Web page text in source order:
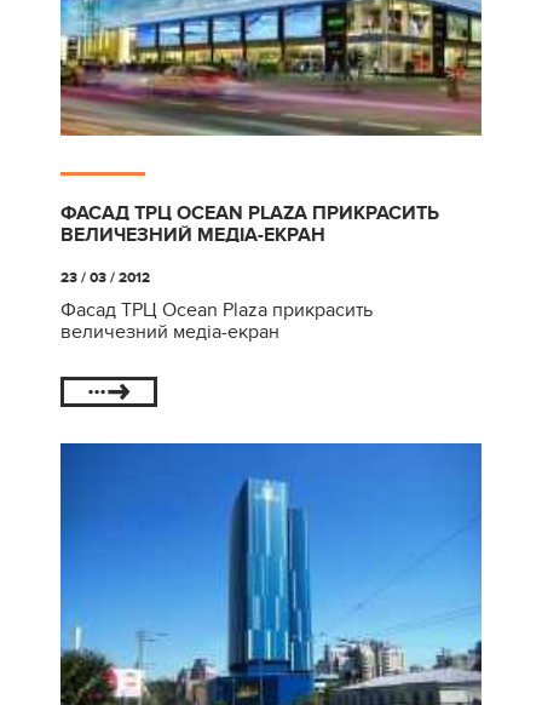
ФАСАД ТРЦ OCEAN PLAZA ПРИКРАСИТЬ
ВЕЛИЧЕЗНИЙ МЕДІА-ЕКРАН
23 / 03 / 2012
Фасад ТРЦ Ocean Plaza прикрасить
величезний медіа-екран